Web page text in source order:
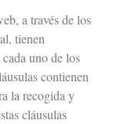
a través de los
tienen
uno de los
contienen
la recogida y
cláusulas